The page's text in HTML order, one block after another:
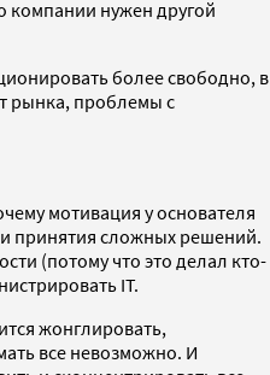
компании нужен другой
более свободно, в
рынка, проблемы с
мотивация у основателя
и принятия сложных решений.
(потому что это делал кто-
IT.
жонглировать,
все невозможно. И